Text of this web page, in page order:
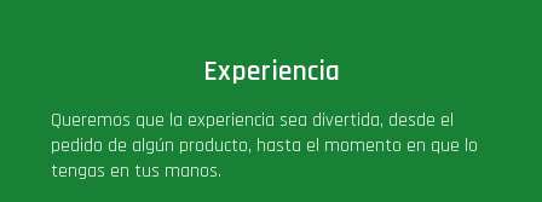
Experiencia
Queremos que la experiencia sea divertida, desde el
pedido de algún producto, hasta el momento en que lo
tengas en tus manos.